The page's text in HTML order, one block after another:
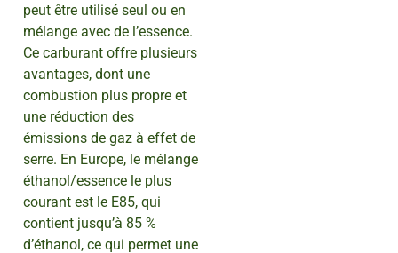
peut être utilisé seul ou en
mélange avec de l’essence.
Ce carburant offre plusieurs
avantages, dont une
combustion plus propre et
une réduction des
émissions de gaz à effet de
serre. En Europe, le mélange
éthanol/essence le plus
courant est le E85, qui
contient jusqu’à 85 %
d’éthanol, ce qui permet une